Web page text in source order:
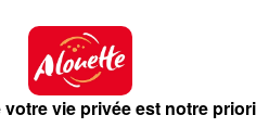
située à huit
emprunter un passage
les voies clignotent pour
votre vie privée est notre